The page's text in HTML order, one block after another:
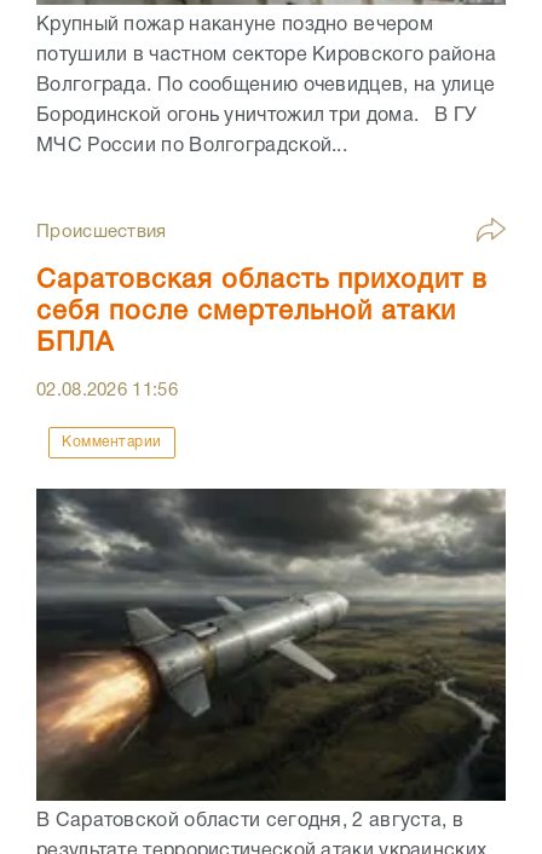
Крупный пожар накануне поздно вечером
потушили в частном секторе Кировского района
Волгограда. По сообщению очевидцев, на улице
Бородинской огонь уничтожил три дома. В ГУ
МЧС России по Волгоградской...
Происшествия
Саратовская область приходит в
себя после смертельной атаки
БПЛА
02.08.2026 11:56
Комментарии
В Саратовской области сегодня, 2 августа, в